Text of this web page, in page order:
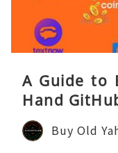
A Guide to
Hand
Buy Old